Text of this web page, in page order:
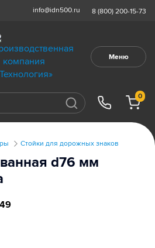
info@idn500.ru 8 (800) 200-15-73
Меню
0
Стойки для дорожных знаков
d76 мм